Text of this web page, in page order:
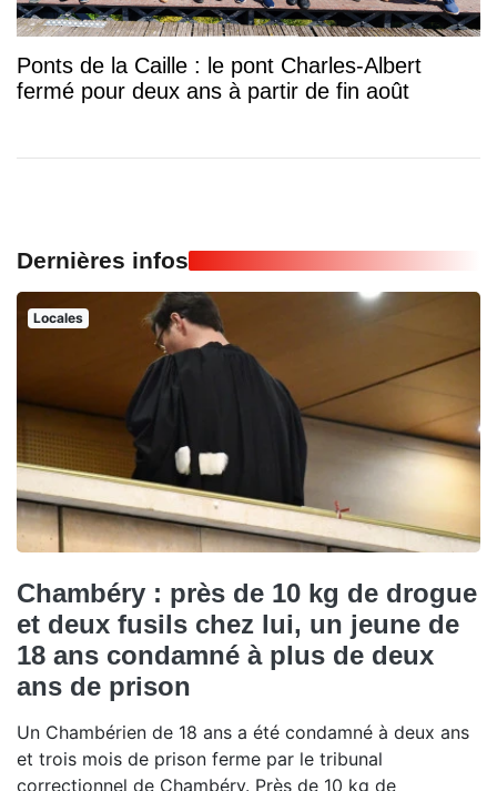
Ponts de la Caille : le pont Charles-Albert
fermé pour deux ans à partir de fin août
Dernières infos
Locales
Chambéry : près de 10 kg de drogue
et deux fusils chez lui, un jeune de
18 ans condamné à plus de deux
ans de prison
Un Chambérien de 18 ans a été condamné à deux ans
et trois mois de prison ferme par le tribunal
correctionnel de Chambéry. Près de 10 kg de